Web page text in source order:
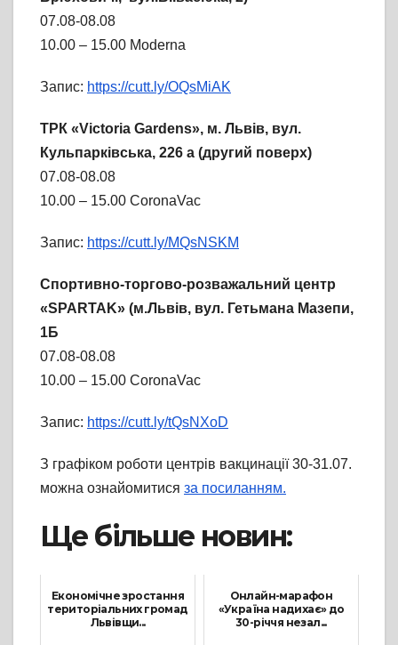
07.08-08.08
10.00 – 15.00 Moderna
Запис: https://cutt.ly/OQsMiAK
ТРК «Victoria Gardens», м. Львів, вул.
Кульпарківська, 226 а (другий поверх)
07.08-08.08
10.00 – 15.00 CoronaVac
Запис: https://cutt.ly/MQsNSKM
Спортивно-торгово-розважальний центр
«SPARTAK» (м.Львів, вул. Гетьмана Мазепи,
1Б
07.08-08.08
10.00 – 15.00 CoronaVac
Запис: https://cutt.ly/tQsNXoD
З графіком роботи центрів вакцинації 30-31.07.
можна ознайомитися за посиланням.
Ще більше новин:
Економічне зростання
територіальних громад
Львівщи...
Онлайн-марафон
«Україна надихає» до
30-річчя незал...